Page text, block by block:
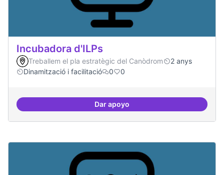
Incubadora d'ILPs
Treballem el pla estratègic del Canòdrom
2 anys
Dinamització i facilitació
0 0
Dar apoyoIncubadora d'ILPs